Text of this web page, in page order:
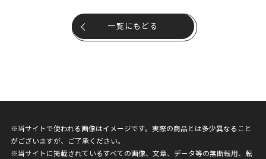
一覧にもどる
※当サイトで使われる画像はイメージです。実際の商品とは多少異なること
がございますが、ご了承ください。
※当サイトに掲載されているすべての画像、文章、データ等の無断転用、転